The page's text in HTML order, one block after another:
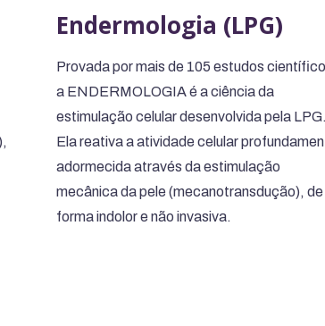
Endermologia (LPG)
Provada por mais de 105 estudos
a ENDERMOLOGIA é a ciência da
estimulação celular desenvolvida pela LPG.
Ela reativa a atividade celular
adormecida através da estimulação
mecânica da pele (mecanotransdução), de
forma indolor e não invasiva.